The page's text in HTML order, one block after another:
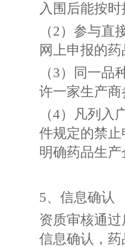
入围后能按
（2）参与
网上申报的
（3）同一
许一家生产
（4）凡列
件规定的禁
明确药品生
5、信息确认
资质审核通
信息确认，